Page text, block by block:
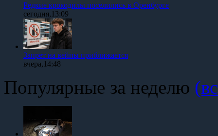
Редкие крокодилы поселились в Оренбурге
сегодня,13:09
Запрет на вейпы приближается
вчера,14:48
Популярные за неделю